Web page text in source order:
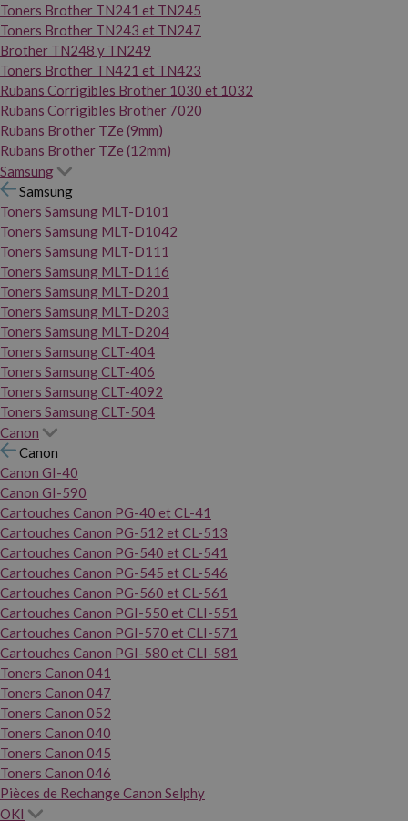
Toners Brother TN241 et TN245
Toners Brother TN243 et TN247
Brother TN248 y TN249
Toners Brother TN421 et TN423
Rubans Corrigibles Brother 1030 et 1032
Rubans Corrigibles Brother 7020
Rubans Brother TZe (9mm)
Rubans Brother TZe (12mm)
Samsung
Samsung
Toners Samsung MLT-D101
Toners Samsung MLT-D1042
Toners Samsung MLT-D111
Toners Samsung MLT-D116
Toners Samsung MLT-D201
Toners Samsung MLT-D203
Toners Samsung MLT-D204
Toners Samsung CLT-404
Toners Samsung CLT-406
Toners Samsung CLT-4092
Toners Samsung CLT-504
Canon
Canon
Canon GI-40
Canon GI-590
Cartouches Canon PG-40 et CL-41
Cartouches Canon PG-512 et CL-513
Cartouches Canon PG-540 et CL-541
Cartouches Canon PG-545 et CL-546
Cartouches Canon PG-560 et CL-561
Cartouches Canon PGI-550 et CLI-551
Cartouches Canon PGI-570 et CLI-571
Cartouches Canon PGI-580 et CLI-581
Toners Canon 041
Toners Canon 047
Toners Canon 052
Toners Canon 040
Toners Canon 045
Toners Canon 046
Pièces de Rechange Canon Selphy
OKI